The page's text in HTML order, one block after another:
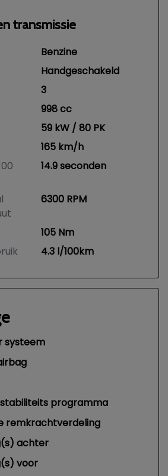
transmissie
Benzine
Handgeschakeld
3
998 cc
59 kW / 80 PK
165 km/h
14.9 seconden
6300 RPM
105 Nm
4.3 l/100km
systeem
programma
remkrachtverdeling
achter
voor